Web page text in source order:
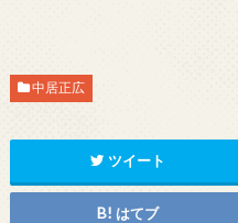
中居正広
ツイート
はてブ